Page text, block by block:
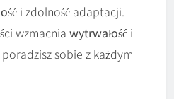
i zdolność adaptacji.
wzmacnia wytrwałość i
sobie z każdym